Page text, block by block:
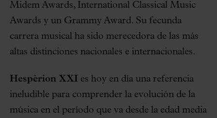
Midem Awards, International Classical Music
Awards y un Grammy Award. Su fecunda
carrera musical ha sido merecedora de las más
altas distinciones nacionales e internacionales.
Hespèrion XXI es hoy en día una referencia
ineludible para comprender la evolución de la
música en el período que va desde la edad media